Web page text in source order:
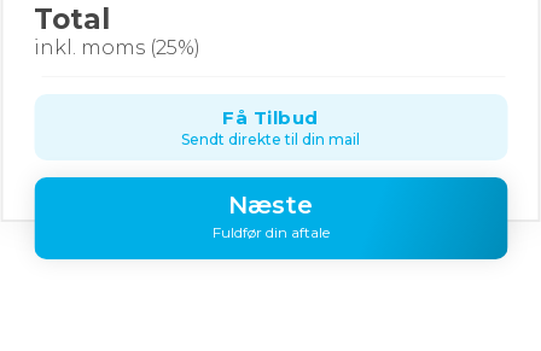
Total
inkl. moms (25%)
Få Tilbud
Sendt direkte til din mail
Næste
Fuldfør din aftale